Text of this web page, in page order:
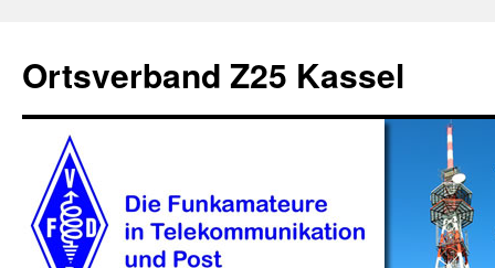
springen
Ortsverband Z25 Kassel